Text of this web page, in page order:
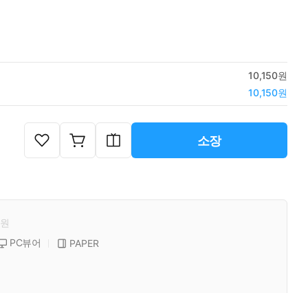
10,150원
10,150원
소장
PC뷰어
PAPER